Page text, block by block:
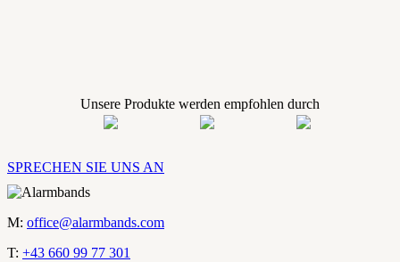
Unsere Produkte werden empfohlen durch
SPRECHEN SIE UNS AN
M: office@alarmbands.com
T: +43 660 99 77 301